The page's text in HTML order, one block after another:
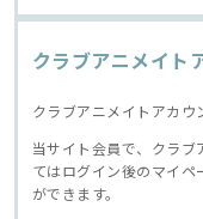
クラブアニメイト
クラブアニメイトアカウ
当サイト会員で、クラ
てはログイン後のマイペ
ができます。